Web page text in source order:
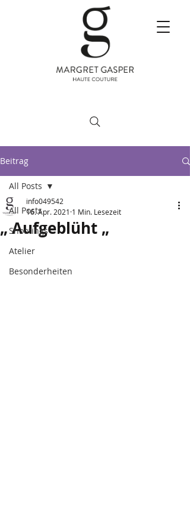
Beitrag
All Posts
Shootings
Atelier
Besonderheiten
All Posts
„ Aufgeblüht „
info049542
16. Apr. 2021 1 Min. Lesezeit